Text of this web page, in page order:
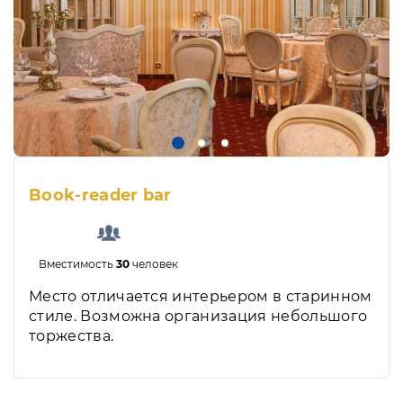
Book-reader bar
Вместимость30 человек
Место отличается интерьером в старинном
стиле. Возможна организация небольшого
торжества.